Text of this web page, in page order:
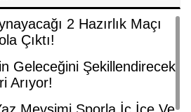
2 Hazırlık Maçı
Çıktı!
Geleceğini Şekillendirecek
Arıyor!
Mevsimi Sporla İç İçe Ve